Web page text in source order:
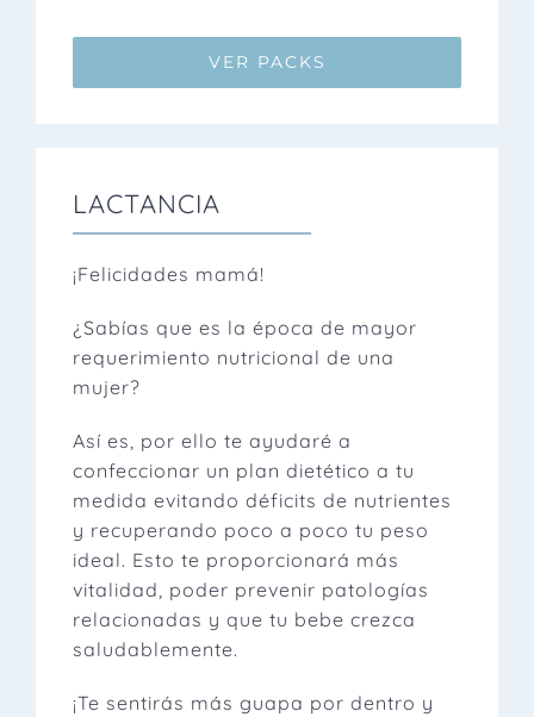
VER PACKS
LACTANCIA
¡Felicidades mamá!
¿Sabías que es la época de mayor
requerimiento nutricional de una
mujer?
Así es, por ello te ayudaré a
confeccionar un plan dietético a tu
medida evitando déficits de nutrientes
y recuperando poco a poco tu peso
ideal. Esto te proporcionará más
vitalidad, poder prevenir patologías
relacionadas y que tu bebe crezca
saludablemente.
¡Te sentirás más guapa por dentro y